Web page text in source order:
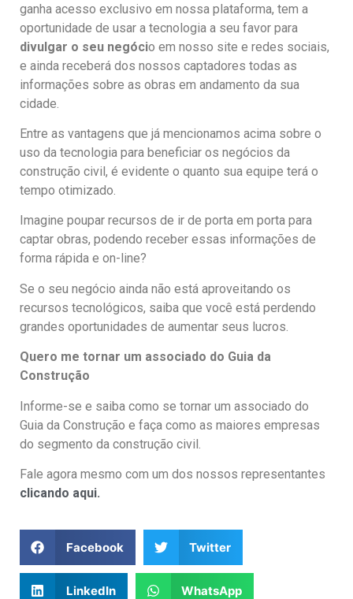
ganha acesso exclusivo em nossa plataforma, tem a
oportunidade de usar a tecnologia a seu favor para
divulgar o seu negócio em nosso site e redes sociais,
e ainda receberá dos nossos captadores todas as
informações sobre as obras em andamento da sua
cidade.
Entre as vantagens que já mencionamos acima sobre o
uso da tecnologia para beneficiar os negócios da
construção civil, é evidente o quanto sua equipe terá o
tempo otimizado.
Imagine poupar recursos de ir de porta em porta para
captar obras, podendo receber essas informações de
forma rápida e on-line?
Se o seu negócio ainda não está aproveitando os
recursos tecnológicos, saiba que você está perdendo
grandes oportunidades de aumentar seus lucros.
Quero me tornar um associado do Guia da
Construção
Informe-se e saiba como se tornar um associado do
Guia da Construção e faça como as maiores empresas
do segmento da construção civil.
Fale agora mesmo com um dos nossos representantes
clicando aqui.
Facebook Twitter
LinkedIn WhatsApp